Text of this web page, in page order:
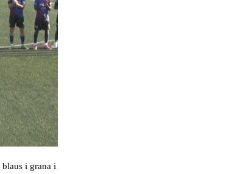
i grana i